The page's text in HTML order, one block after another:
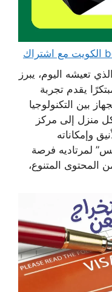
تعيشه اليوم، يبرز
يقدم تجربة
بين التكنولوجيا
منزل إلى مركز
وإمكاناته
لمرتاديه فرصة
المحتوى المتنوع،